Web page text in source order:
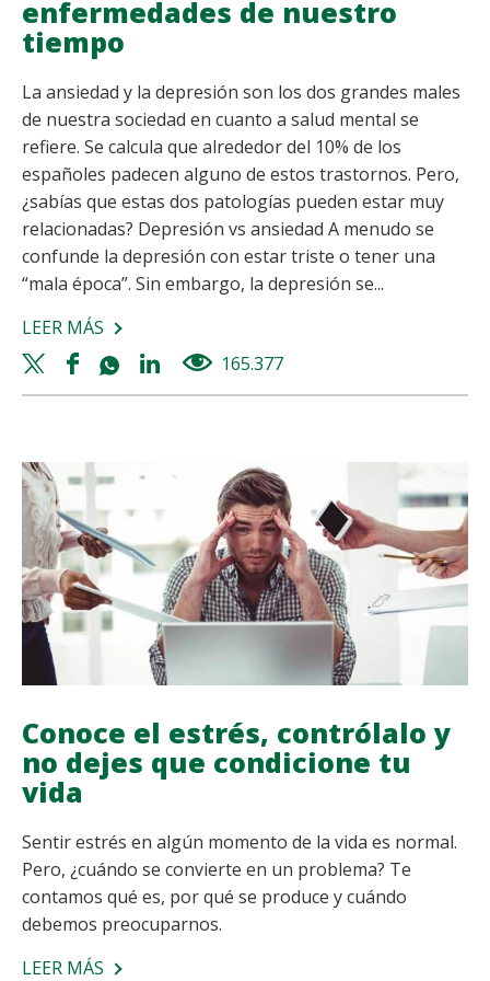
enfermedades de nuestro
tiempo
La ansiedad y la depresión son los dos grandes males
de nuestra sociedad en cuanto a salud mental se
refiere. Se calcula que alrededor del 10% de los
españoles padecen alguno de estos trastornos. Pero,
¿sabías que estas dos patologías pueden estar muy
relacionadas? Depresión vs ansiedad A menudo se
confunde la depresión con estar triste o tener una
“mala época”. Sin embargo, la depresión se...
LEER MÁS SOBRE
ANSIEDAD
Y
DE
NUESTRO
TIEMPO
Twitter
share
Facebook
share
Whatsapp
share
Linkedin
share
165.377
Conoce el estrés, contrólalo y
no dejes que condicione tu
vida
Sentir estrés en algún momento de la vida es normal.
Pero, ¿cuándo se convierte en un problema? Te
contamos qué es, por qué se produce y cuándo
debemos preocuparnos.
LEER MÁS SOBRE